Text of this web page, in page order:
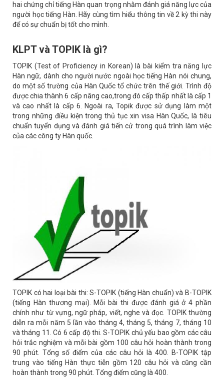
hai chứng chỉ tiếng Hàn quan trọng nhằm đánh giá năng lực của
người học tiếng Hàn. Hãy cùng tìm hiểu thông tin về 2 kỳ thi này
để có sự chuẩn bị tốt cho mình.
KLPT và TOPIK là gì?
TOPIK (Test of Proficiency in Korean) là bài kiểm tra năng lực
Hàn ngữ, dành cho người nước ngoài học tiếng Hàn nói chung,
do một số trường của Hàn Quốc tổ chức trên thế giới. Trình độ
được chia thành 6 cấp nâng cao,trong đó cấp thấp nhất là cấp 1
và cao nhất là cấp 6. Ngoài ra, Topik được sử dụng làm một
trong những điều kiện trong thủ tục xin visa Hàn Quốc, là tiêu
chuẩn tuyển dụng và đánh giá tiến cử trong quá trình làm việc
của các công ty Hàn quốc.
TOPIK có hai loại bài thi: S-TOPIK (tiếng Hàn chuẩn) và B-TOPIK
(tiếng Hàn thương mại). Mỗi bài thi được đánh giá ở 4 phần
chính như từ vựng, ngữ pháp, viết, nghe và đọc. TOPIK thường
diễn ra mỗi năm 5 lần vào tháng 4, tháng 5, tháng 7, tháng 10
và tháng 11. Có 6 cấp độ thi. S-TOPIK chủ yếu bao gồm các câu
hỏi trắc nghiệm và mỗi bài gồm 100 câu hỏi hoàn thành trong
90 phút. Tổng số điểm của các câu hỏi là 400. B-TOPIK tập
trung vào tiếng Hàn thực tiễn gồm 120 câu hỏi và cũng cần
hoàn thành trong 90 phút. Tổng điểm cũng là 400.